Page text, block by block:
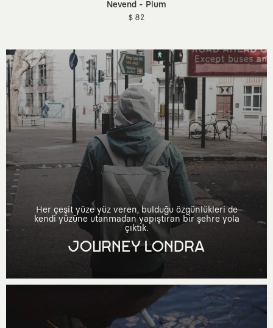
Nevend - Plum
$ 82
Her çeşit yüze yüz veren, bulduğu özgünlükleri de
kendi yüzüne utanmadan yapıştıran bir şehre yola
çıktık.
JOURNEY LONDRA